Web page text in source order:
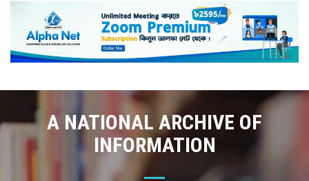
A NATIONAL ARCHIVE OF
INFORMATION